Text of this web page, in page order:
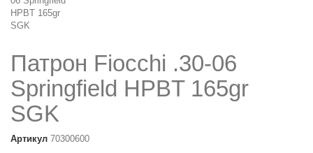
Патрон Fiocchi .30-06
Springfield HPBT 165gr
SGK
Артикул 70300600